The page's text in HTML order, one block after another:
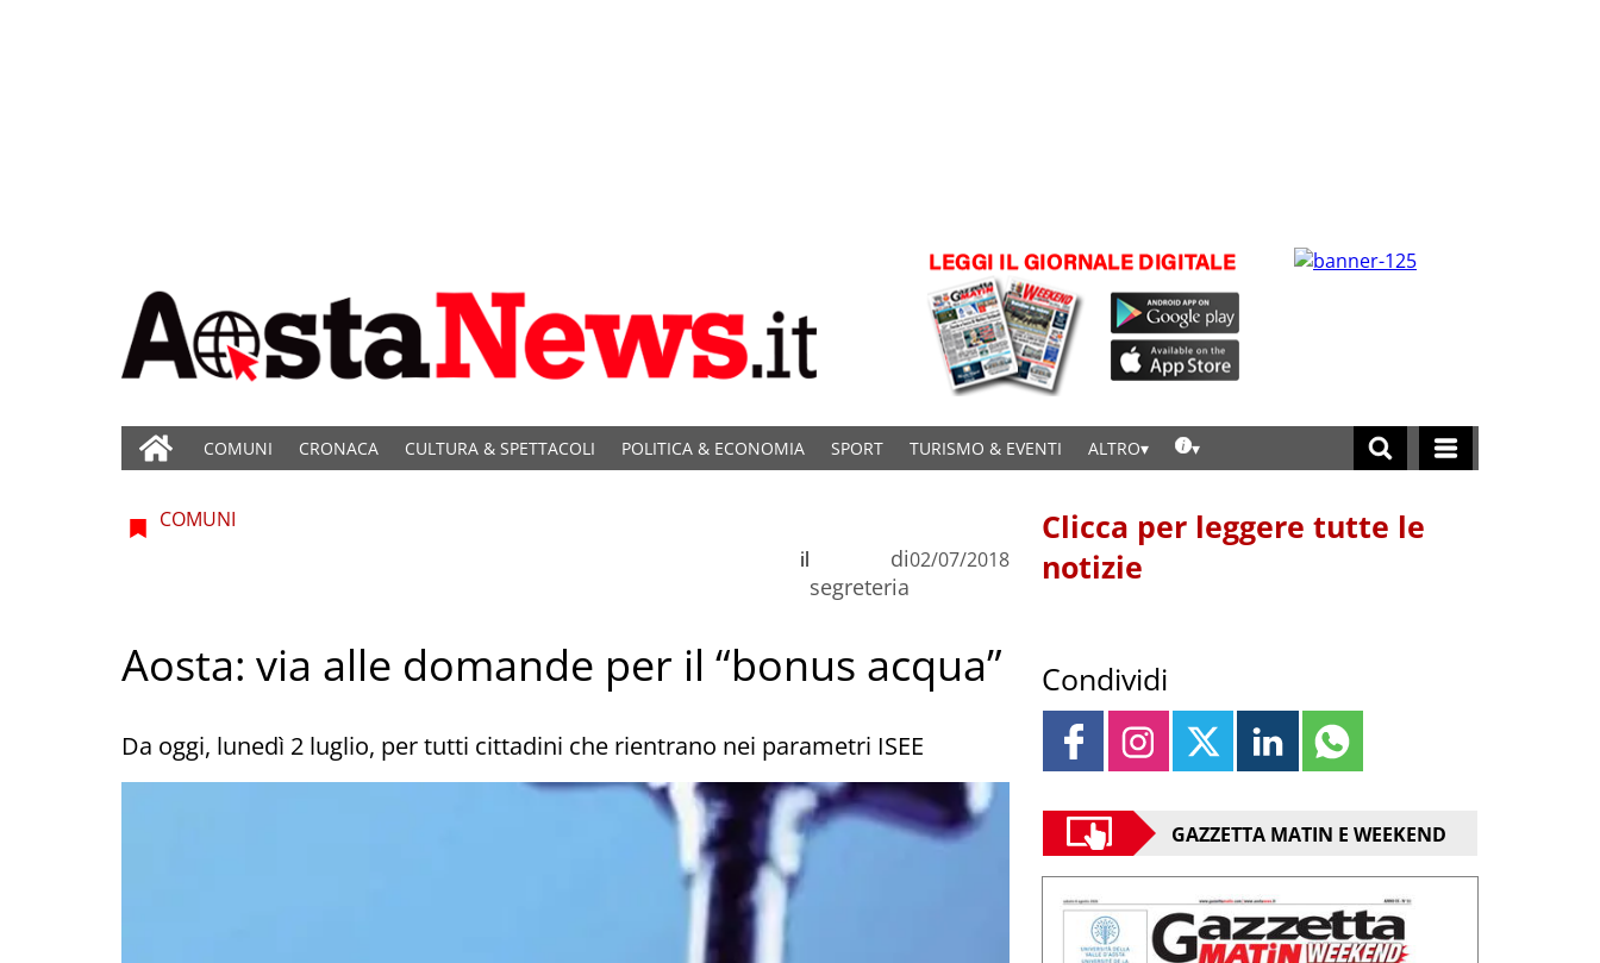
COMUNI CRONACA CULTURA & SPETTACOLI POLITICA & ECONOMIA SPORT TURISMO & EVENTI ALTRO
COMUNI
di
segreteria
il 02/07/2018
Aosta: via alle domande per il “bonus acqua”
Da oggi, lunedì 2 luglio, per tutti cittadini che rientrano nei parametri ISEE
Clicca per leggere tutte le
notizie
Condividi
GAZZETTA MATIN E WEEKEND